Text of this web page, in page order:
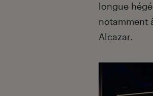
longue
notamment
Alcazar.